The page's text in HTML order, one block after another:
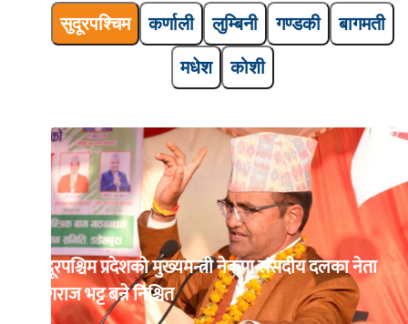
सुदूरपश्चिम कर्णाली लुम्बिनी गण्डकी बागमती
मधेश कोशी
सुदूरपश्चिम प्रदेशको मुख्यमन्त्री नेकपा संसदीय दलका नेता
खगराज भट्ट बन्ने निश्चित